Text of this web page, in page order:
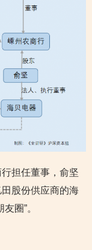
担任董事，俞坚
股份供应商的海
圈”。